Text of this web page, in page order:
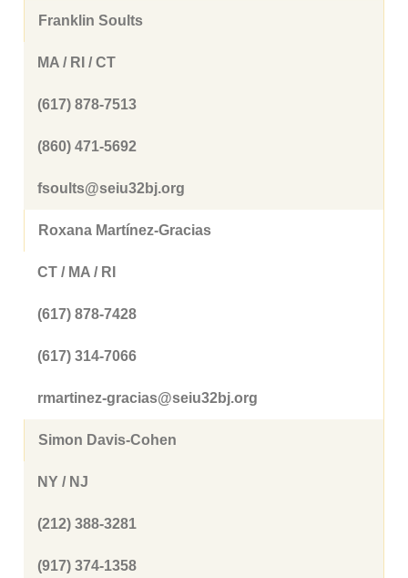
Franklin Soults
MA / RI / CT
(617) 878-7513
(860) 471-5692
fsoults@seiu32bj.org
Roxana Martínez-Gracias
CT / MA / RI
(617) 878-7428
(617) 314-7066
rmartinez-gracias@seiu32bj.org
Simon Davis-Cohen
NY / NJ
(212) 388-3281
(917) 374-1358